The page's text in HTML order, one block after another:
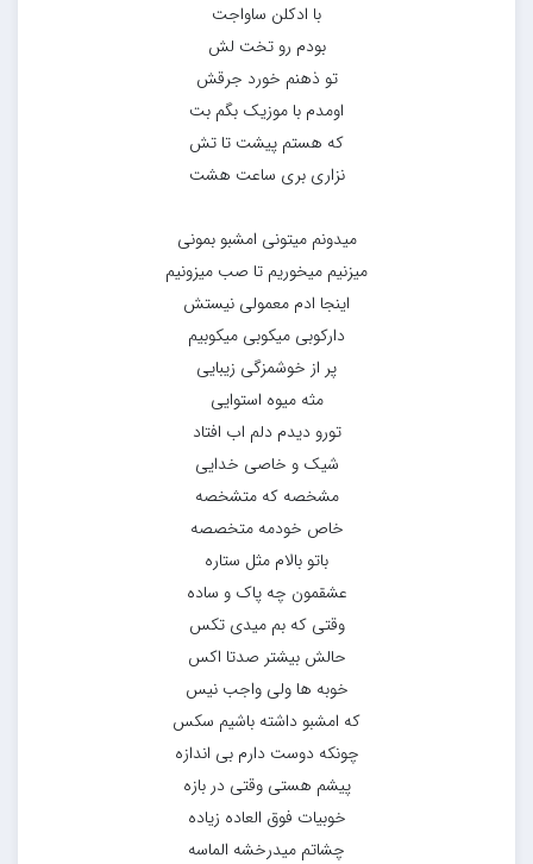
با ادکلن ساواجت
بودم رو تخت لش
تو ذهنم خورد جرقش
اومدم با موزیک بگم بت
که هستم پیشت تا تش
نزاری بری ساعت هشت
میدونم میتونی امشبو بمونی
میزنیم میخوریم تا صب میزونیم
اینجا ادم معمولی نیستش
دارکوبی میکوبی میکوبیم
پر از خوشمزگی زیبایی
مثه میوه استوایی
تورو دیدم دلم اب افتاد
شیک و خاصی خدایی
مشخصه که متشخصه
خاص خودمه متخصصه
باتو بالام مثل ستاره
عشقمون چه پاک و ساده
وقتی که بم میدی تکس
حالش بیشتر صدتا اکس
خوبه ها ولی واجب نیس
که امشبو داشته باشیم سکس
چونکه دوست دارم بی اندازه
پیشم هستی وقتی در بازه
خوبیات فوق العاده زیاده
چشاتم میدرخشه الماسه